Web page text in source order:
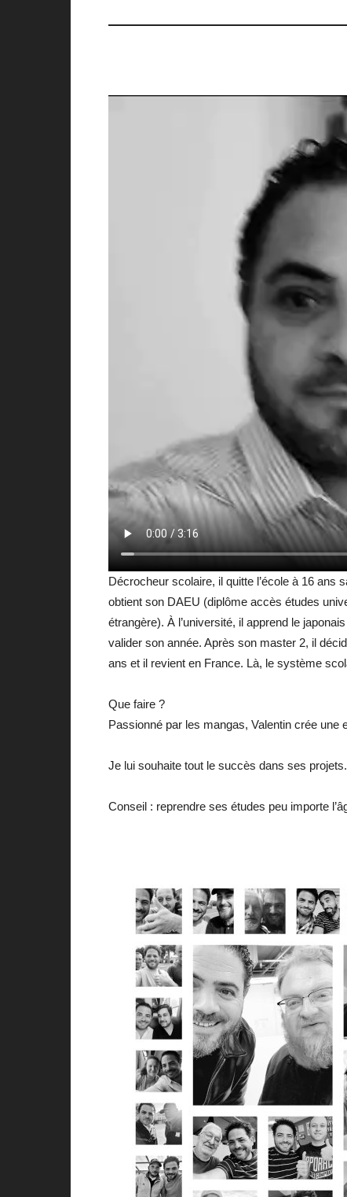
Décrocheur scolaire, il quitte l’école à 16 ans
obtient son DAEU (diplôme accès études
étrangère). À l’université, il apprend le
valider son année. Après son master 2, il
ans et il revient en France. Là, le système
Que faire ?
Passionné par les mangas, Valentin crée une
Je lui souhaite tout le succès dans ses projets.
Conseil : reprendre ses études peu importe